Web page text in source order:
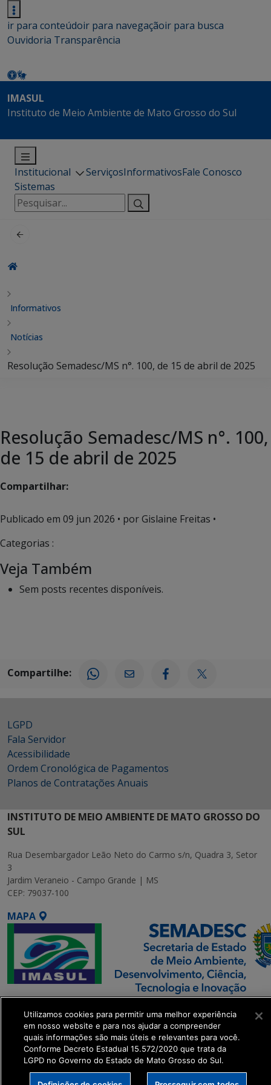
ir para conteúdoir para navegaçãoir para busca
Ouvidoria Transparência
IMASUL
Instituto de Meio Ambiente de Mato Grosso do Sul
Institucional ServiçosInformativosFale Conosco
Sistemas
Pesquisar
por:
Informativos
Notícias
Resolução Semadesc/MS n°. 100, de 15 de abril de 2025
Resolução Semadesc/MS n°. 100,
de 15 de abril de 2025
Compartilhar:
Publicado em 09 jun 2026 • por Gislaine Freitas •
Categorias :
Veja Também
Sem posts recentes disponíveis.
Compartilhe:
LGPD
Fala Servidor
Acessibilidade
Ordem Cronológica de Pagamentos
Planos de Contratações Anuais
INSTITUTO DE MEIO AMBIENTE DE MATO GROSSO DO
SUL
Rua Desembargador Leão Neto do Carmo s/n, Quadra 3, Setor
3
Jardim Veraneio - Campo Grande | MS
CEP: 79037-100
MAPA
SETDIG | Secretaria-
Executiva de
Transformação Digital
get_footer();
Utilizamos cookies para permitir uma melhor experiência
em nosso website e para nos ajudar a compreender
quais informações são mais úteis e relevantes para você.
Conforme Decreto Estadual 15.572/2020 que trata da
LGPD no Governo do Estado de Mato Grosso do Sul.